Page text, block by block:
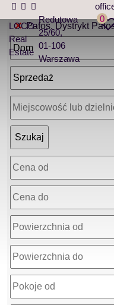
LOCO
Real
Estate
Redutowa
25/60
01-106
Warszawa
0
Pafos, Dystrykt